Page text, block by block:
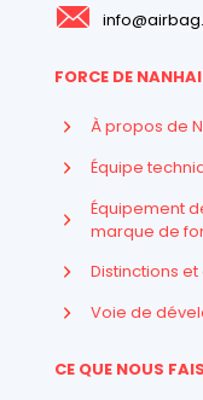
FORCE DE NANHAI
À propos de
Équipe
Équipement
marque de
Distinctions
Voie de
CE QUE NOUS